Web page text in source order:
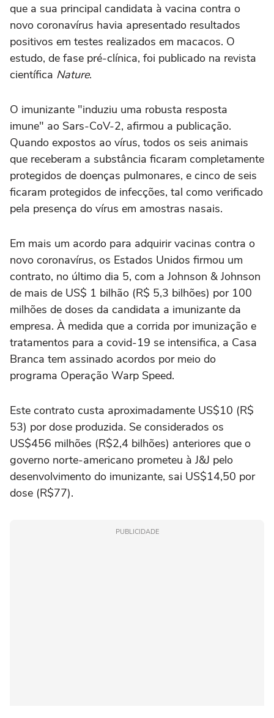
que a sua principal candidata à vacina contra o
novo coronavírus havia apresentado resultados
positivos em testes realizados em macacos. O
estudo, de fase pré-clínica, foi publicado na revista
científica Nature.
O imunizante "induziu uma robusta resposta
imune" ao Sars-CoV-2, afirmou a publicação.
Quando expostos ao vírus, todos os seis animais
que receberam a substância ficaram completamente
protegidos de doenças pulmonares, e cinco de seis
ficaram protegidos de infecções, tal como verificado
pela presença do vírus em amostras nasais.
Em mais um acordo para adquirir vacinas contra o
novo coronavírus, os Estados Unidos firmou um
contrato, no último dia 5, com a Johnson & Johnson
de mais de US$ 1 bilhão (R$ 5,3 bilhões) por 100
milhões de doses da candidata a imunizante da
empresa. À medida que a corrida por imunização e
tratamentos para a covid-19 se intensifica, a Casa
Branca tem assinado acordos por meio do
programa Operação Warp Speed.
Este contrato custa aproximadamente US$10 (R$
53) por dose produzida. Se considerados os
US$456 milhões (R$2,4 bilhões) anteriores que o
governo norte-americano prometeu à J&J pelo
desenvolvimento do imunizante, sai US$14,50 por
dose (R$77).
PUBLICIDADE